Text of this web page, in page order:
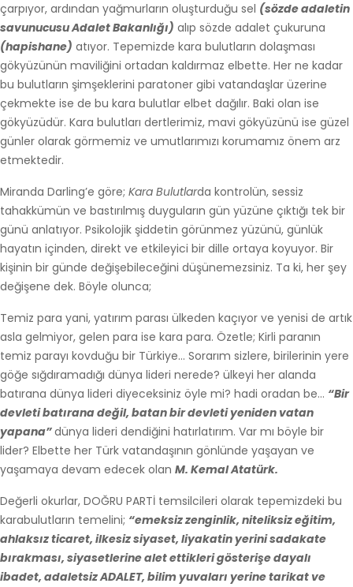
çarpıyor, ardından yağmurların oluşturduğu sel (sözde adaletin
savunucusu Adalet Bakanlığı) alıp sözde adalet çukuruna
(hapishane) atıyor. Tepemizde kara bulutların dolaşması
gökyüzünün maviliğini ortadan kaldırmaz elbette. Her ne kadar
bu bulutların şimşeklerini paratoner gibi vatandaşlar üzerine
çekmekte ise de bu kara bulutlar elbet dağılır. Baki olan ise
gökyüzüdür. Kara bulutları dertlerimiz, mavi gökyüzünü ise güzel
günler olarak görmemiz ve umutlarımızı korumamız önem arz
etmektedir.
Miranda Darling’e göre; Kara Bulutlarda kontrolün, sessiz
tahakkümün ve bastırılmış duyguların gün yüzüne çıktığı tek bir
günü anlatıyor. Psikolojik şiddetin görünmez yüzünü, günlük
hayatın içinden, direkt ve etkileyici bir dille ortaya koyuyor. Bir
kişinin bir günde değişebileceğini düşünemezsiniz. Ta ki, her şey
değişene dek. Böyle olunca;
Temiz para yani, yatırım parası ülkeden kaçıyor ve yenisi de artık
asla gelmiyor, gelen para ise kara para. Özetle; Kirli paranın
temiz parayı kovduğu bir Türkiye… Sorarım sizlere, birilerinin yere
göğe sığdıramadığı dünya lideri nerede? ülkeyi her alanda
batırana dünya lideri diyeceksiniz öyle mi? hadi oradan be… “Bir
devleti batırana değil, batan bir devleti yeniden vatan
yapana”dünya lideri dendiğini hatırlatırım. Var mı böyle bir
lider? Elbette her Türk vatandaşının gönlünde yaşayan ve
yaşamaya devam edecek olan M. Kemal Atatürk.
Değerli okurlar, DOĞRU PARTİ temsilcileri olarak tepemizdeki bu
karabulutların temelini; “emeksiz zenginlik, niteliksiz eğitim,
ahlaksız ticaret, ilkesiz siyaset, liyakatin yerini sadakate
bırakması, siyasetlerine alet ettikleri gösterişe dayalı
ibadet, adaletsiz ADALET, bilim yuvaları yerine tarikat ve